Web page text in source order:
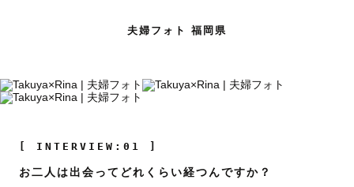
夫婦フォト 福岡県
[ INTERVIEW:01 ]
お二人は出会ってどれくらい経つんですか？